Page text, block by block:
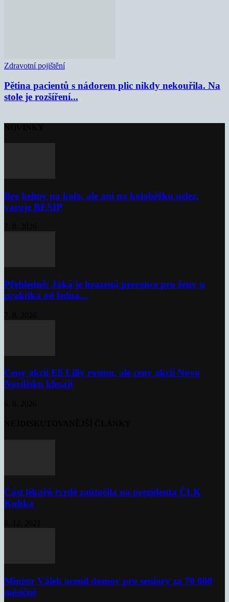
Zdravotní pojištění
Pětina pacientů s nádorem plic nikdy nekouřila. Na
stole je rozšíření...
Bez helmy na kolo, ale ani na koloběžku nelez,
varuje BESIP
Přehledně: Jaká je hrazená prevence pro ženy u
praktika od ledna...
Ceny akcií Eli Lilly rostou, ale ceny akcií Novo
Nordisku klesají
Část lékařů tvrdě zaútočila na prezidenta ČLK
Kubka
Ministr Válek ocenil domov pro seniory za 70 000
měsíčně